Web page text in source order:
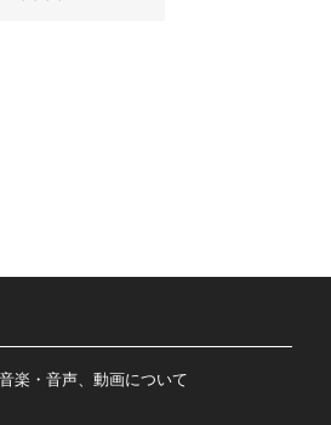
楽・音声、動画について